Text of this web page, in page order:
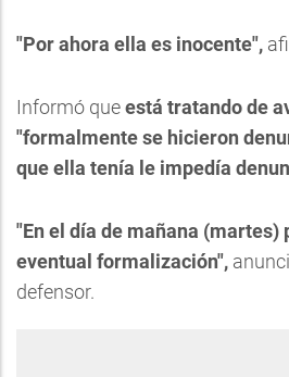
"Por ahora ella es inocente",
Informó queestá tratando de
"formalmente se hicieron
que ella tenía le impedía
"En el día de mañana (martes)
eventual formalización",
defensor.